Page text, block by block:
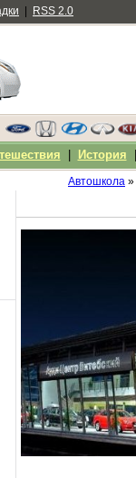
Автошкола »
RSS 2.0
История